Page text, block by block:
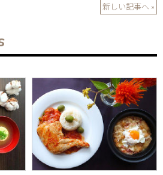
新しい記事へ »